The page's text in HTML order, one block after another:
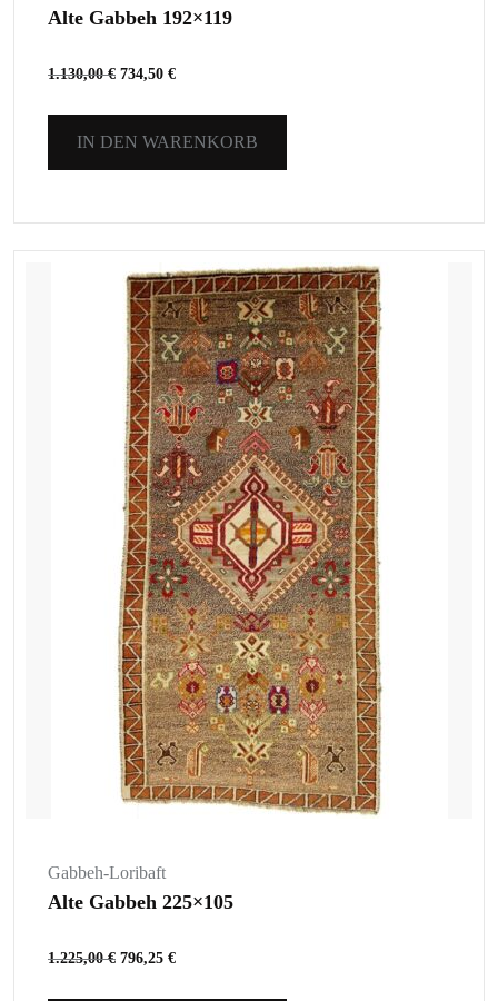
Alte Gabbeh 192×119
1.130,00€ 734,50 €
IN DEN WARENKORB
Gabbeh-Loribaft
Alte Gabbeh 225×105
1.225,00€ 796,25 €